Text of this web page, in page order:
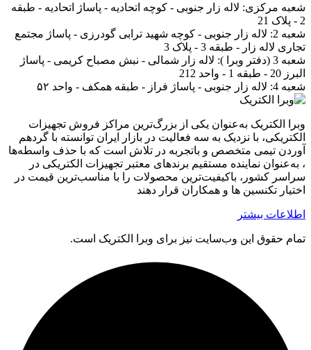
شعبه مرکزی: لاله زار جنوبی - کوچه اتحادیه - پاساژ اتحادیه - طبقه
2 - پلاک 21
شعبه 2:
لاله زار جنوبی - کوچه شهید ترابی گودرزی - پاساژ مجتمع
تجاری لاله زار - طبقه 3 - پلاک 3
شعبه 3 (دفتر وبرا ):
لاله زار شمالی - نبش مصباح کریمی - پاساژ
البرز 20 - طبقه 1 - واحد 212
شعبه 4:
لاله زار جنوبی - پاساژ فراز - طبقه همکف - واحد ۵۲
وبرا الکتریک به‌عنوان یکی از بزرگ‌ترین مراکز فروش تجهیزات
الکتریکی، با نزدیک به سه فعالیت در بازار ایران توانسته با گردهم‌
آوردن تیمی متخصص و باتجربه در تلاش است که با حذف واسطه‌ها
، به‌عنوان نماینده مستقیم برندهای معتبر تجهیزات الکتریکی در
سراسر کشور، باکیفیت‌ترین محصولات را با مناسب‌ترین قیمت در
اختیار تکنسین ها و همکاران قرار دهند
اطلاعات بیشتر
تمام حقوق اين وب‌سايت نیز برای وبرا الکتریک است.